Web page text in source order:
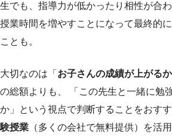
生でも、指導力が低かったり相性が合
授業時間を増やすことになって最終的
ことも。
大切なのは「 お子さんの成績が上がる
の総額よりも、 「この先生と一緒に勉
か」という視点で判断することをおす
験授業 （多くの会社で無料提供）を活